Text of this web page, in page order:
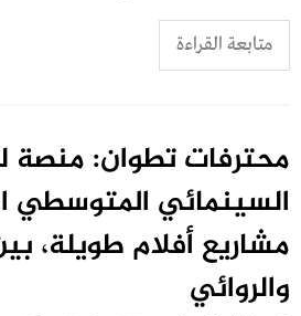
متابعة القراءة
محترفات تطوان: منصة
مشاريع أفلام طويلة،
والروائي